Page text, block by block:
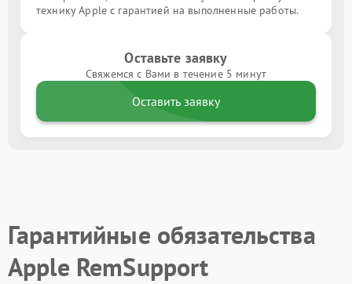
технику Apple с гарантией на выполненные работы.
Оставьте заявку
Свяжемся с Вами в течение 5 минут
Оставить заявку
Гарантийные обязательства
Apple RemSupport